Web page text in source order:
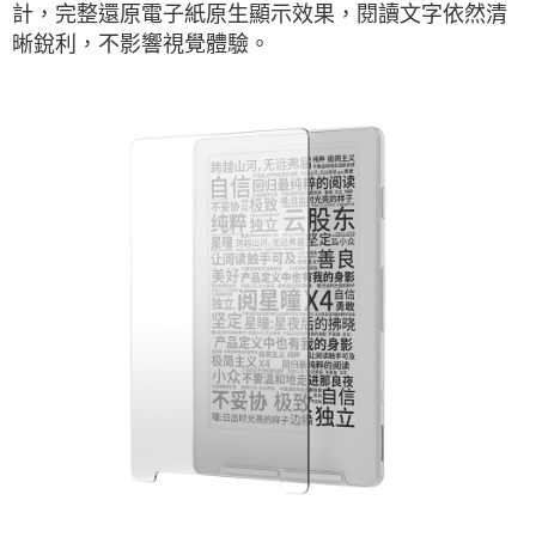
計，完整還原電子紙原生顯示效果，閱讀文字依然清
晰銳利，不影響視覺體驗。